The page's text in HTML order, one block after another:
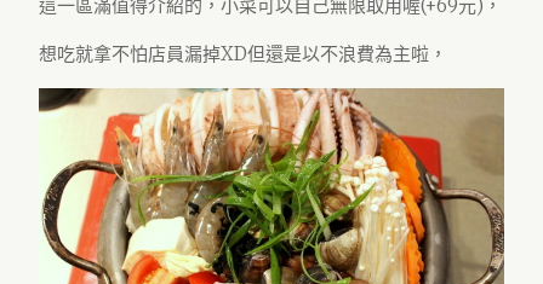
這一區滿值得介紹的，小菜可以自己無限取用喔(+69元)，
想吃就拿不怕店員漏掉XD但還是以不浪費為主啦，